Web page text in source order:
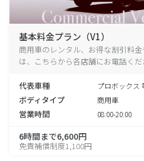
基本料金プラン（V1）
商用車のレンタル、お得な割引料
は、こちらから各店舗にお電話くだ
代表車種 プロボックス
ボディタイプ 商用車
営業時間 08:00-20:00
6時間まで6,600円
免責補償制度1,100円